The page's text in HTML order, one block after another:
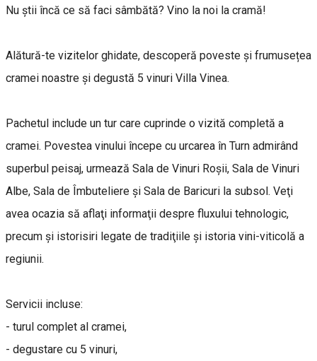
Nu știi încă ce să faci sâmbătă? Vino la noi la cramă!
Alătură-te vizitelor ghidate, descoperă poveste și frumusețea
cramei noastre și degustă 5 vinuri Villa Vinea.
Pachetul include un tur care cuprinde o vizită completă a
cramei. Povestea vinului începe cu urcarea în Turn admirând
superbul peisaj, urmează Sala de Vinuri Roşii, Sala de Vinuri
Albe, Sala de Îmbuteliere şi Sala de Baricuri la subsol. Veţi
avea ocazia să aflaţi informaţii despre fluxului tehnologic,
precum şi istorisiri legate de tradiţiile şi istoria vini-viticolă a
regiunii.
Servicii incluse:
- turul complet al cramei,
- degustare cu 5 vinuri,